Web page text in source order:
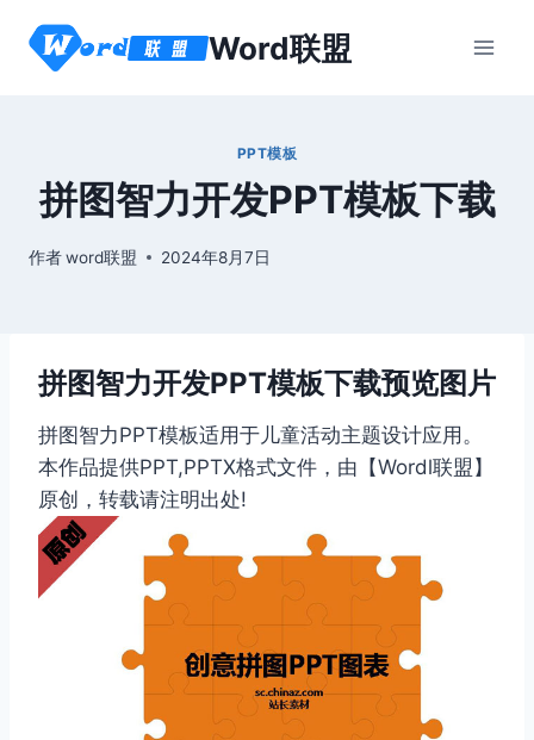
Word联盟
PPT模板
拼图智力开发PPT模板下载
作者word联盟 2024年8月7日
拼图智力开发PPT模板下载预览图片
拼图智力PPT模板适用于儿童活动主题设计应用。
本作品提供PPT,PPTX格式文件，由【Wordl联盟】
原创，转载请注明出处!